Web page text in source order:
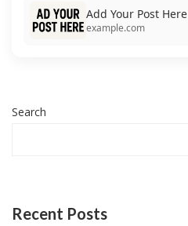
Add Your Post Here
example.com
Search
Recent Posts